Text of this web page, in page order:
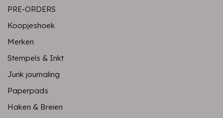
PRE-ORDERS
Koopjeshoek
Merken
Stempels & Inkt
Junk journaling
Paperpads
Haken & Breien